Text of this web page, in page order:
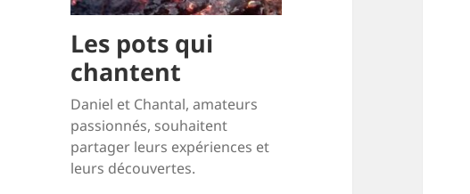
Les pots qui
chantent
Daniel et Chantal, amateurs
passionnés, souhaitent
partager leurs expériences et
leurs découvertes.